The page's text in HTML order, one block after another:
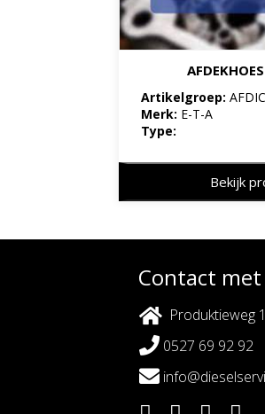
Artikelgroep:
Merk: E-T-A
Type:
Bekijk
Contact met
Produktieweg
0527 69 92 92